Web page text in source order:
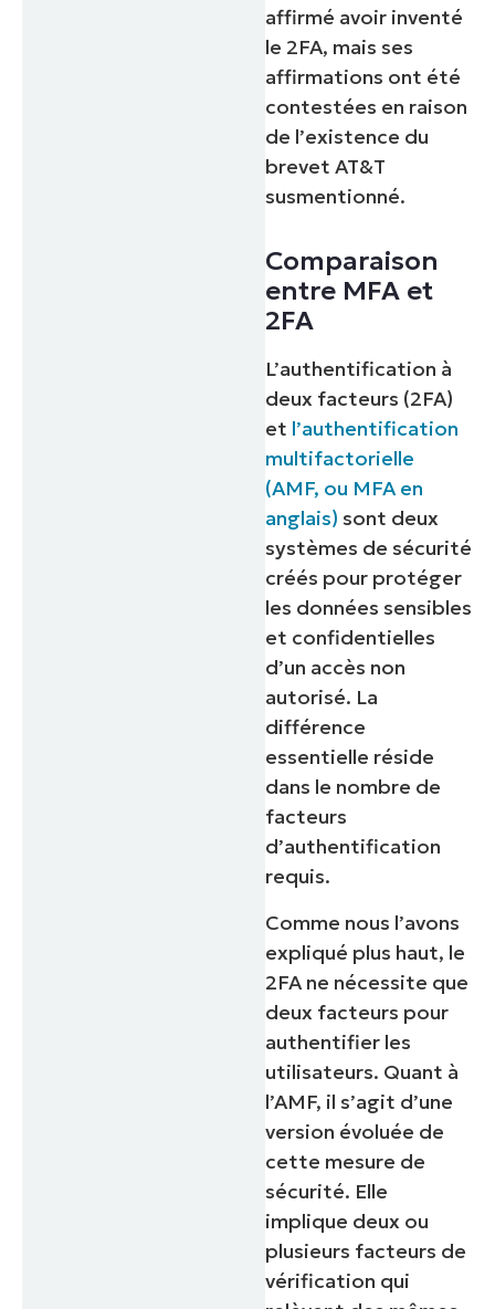
affirmé avoir inventé
le 2FA, mais ses
affirmations ont été
contestées en raison
de l’existence du
brevet AT&T
susmentionné.
Comparaison
entre MFA et
2FA
L’authentification à
deux facteurs (2FA)
et l’authentification
multifactorielle
(AMF, ou MFA en
anglais) sont deux
systèmes de sécurité
créés pour protéger
les données sensibles
et confidentielles
d’un accès non
autorisé. La
différence
essentielle réside
dans le nombre de
facteurs
d’authentification
requis.
Comme nous l’avons
expliqué plus haut, le
2FA ne nécessite que
deux facteurs pour
authentifier les
utilisateurs. Quant à
l’AMF, il s’agit d’une
version évoluée de
cette mesure de
sécurité. Elle
implique deux ou
plusieurs facteurs de
vérification qui
Commencez votre essai de 14 jours
Pas de carte de crédit requise, accès complet à
toutes les fonctionnalités.